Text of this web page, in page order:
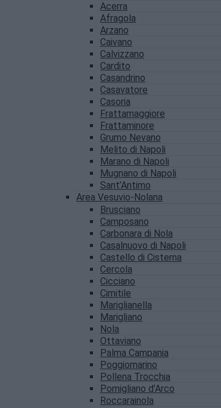
Acerra
Afragola
Arzano
Caivano
Calvizzano
Cardito
Casandrino
Casavatore
Casoria
Frattamaggiore
Frattaminore
Grumo Nevano
Melito di Napoli
Marano di Napoli
Mugnano di Napoli
Sant’Antimo
Area Vesuvio-Nolana
Brusciano
Camposano
Carbonara di Nola
Casalnuovo di Napoli
Castello di Cisterna
Cercola
Cicciano
Cimitile
Mariglianella
Marigliano
Nola
Ottaviano
Palma Campania
Poggiomarino
Pollena Trocchia
Pomigliano d’Arco
Roccarainola